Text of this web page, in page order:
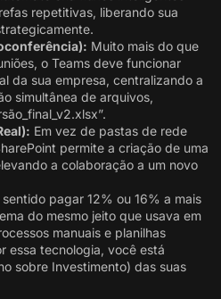
repetitivas, liberando sua
Muito mais do que
o Teams deve funcionar
da sua empresa, centralizando a
simultânea de arquivos,
Em vez de pastas de rede
permite a criação de uma
a colaboração a um novo
sentido pagar 12% ou 16% a mais
do mesmo jeito que usava em
manuais e planilhas
essa tecnologia, você está
sobre Investimento) das suas